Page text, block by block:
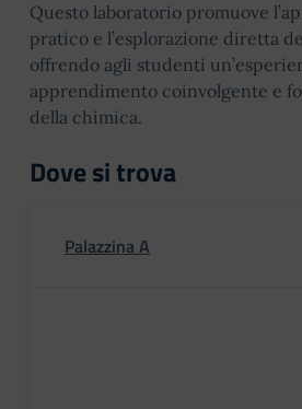
Questo laboratorio promuove
pratico e l’esplorazione diretta
offrendo agli studenti
apprendimento coinvolgente e
della chimica.
Dove si trova
Palazzina A